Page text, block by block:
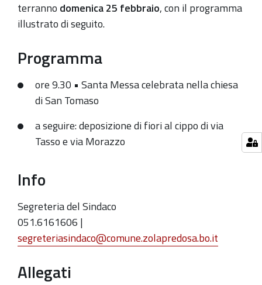
della
banda
Uno
terranno domenica 25 febbraio, con il programma
illustrato di seguito.
Programma
ore 9.30 • Santa Messa celebrata nella chiesa
di San Tomaso
a seguire: deposizione di fiori al cippo di via
Tasso e via Morazzo
Info
Segreteria del Sindaco
051.6161606 |
segreteriasindaco@comune.zolapredosa.bo.it
Allegati